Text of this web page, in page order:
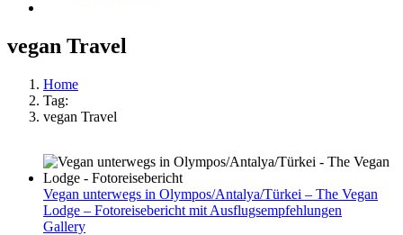
vegan Travel
Home
Tag:
vegan Travel
Vegan unterwegs in Olympos/Antalya/Türkei – The Vegan
Lodge – Fotoreisebericht mit Ausflugsempfehlungen
Gallery